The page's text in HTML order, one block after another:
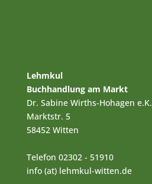
Lehmkul
Buchhandlung am Markt
Dr. Sabine Wirths-Hohagen e.K.
Marktstr. 5
58452 Witten
Telefon 02302 - 51910
info (at) lehmkul-witten.de